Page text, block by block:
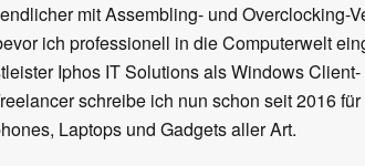
mit Assembling- und Overclocking-
ich professionell in die Computerwelt
Iphos IT Solutions als Windows
schreibe ich nun schon seit 2016
Laptops und Gadgets aller Art.